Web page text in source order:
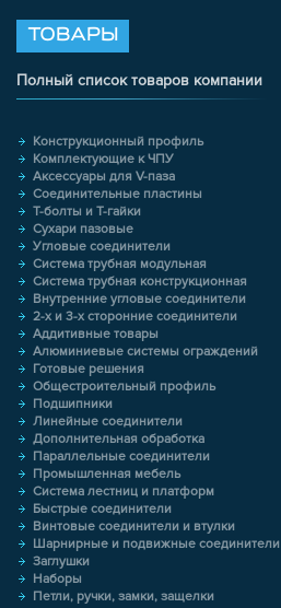
ТОВАРЫ
Полный список товаров компании
Конструкционный профиль
Комплектующие к ЧПУ
Аксессуары для V-паза
Соединительные пластины
Т-болты и Т-гайки
Сухари пазовые
Угловые соединители
Система трубная модульная
Система трубная конструкционная
Внутренние угловые соединители
2-х и 3-х сторонние соединители
Аддитивные товары
Алюминиевые системы ограждений
Готовые решения
Общестроительный профиль
Подшипники
Линейные соединители
Дополнительная обработка
Параллельные соединители
Промышленная мебель
Система лестниц и платформ
Быстрые соединители
Винтовые соединители и втулки
Шарнирные и подвижные соединители
Заглушки
Наборы
Петли, ручки, замки, защелки